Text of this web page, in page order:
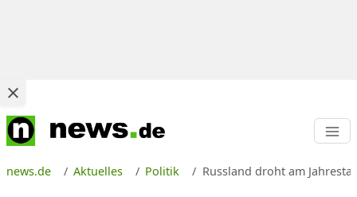
news.de Aktuelles Politik Russland droht am